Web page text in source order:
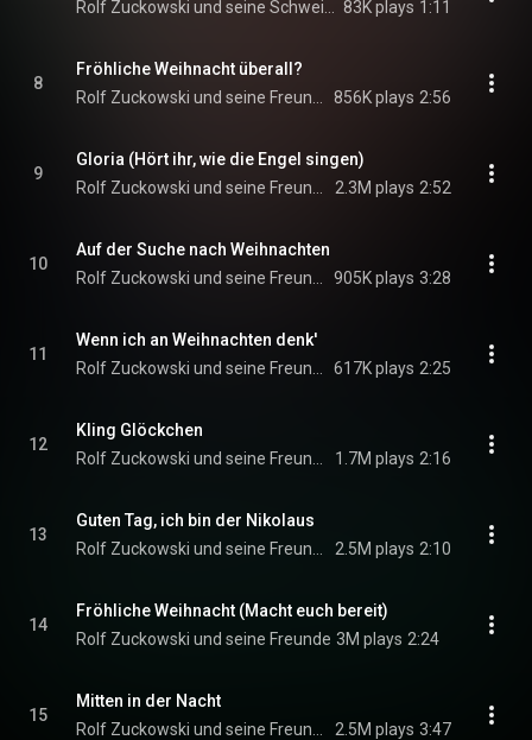
83K plays 1:11
8
Fröhliche Weihnacht überall?
856K plays 2:56
9
Gloria (Hört ihr, wie die Engel singen)
2.3M plays 2:52
10
Auf der Suche nach Weihnachten
905K plays 3:28
11
Wenn ich an Weihnachten denk'
617K plays 2:25
12
Kling Glöckchen
1.7M plays 2:16
13
Guten Tag, ich bin der Nikolaus
2.5M plays 2:10
14
Fröhliche Weihnacht (Macht euch bereit)
Rolf Zuckowski und seine Freunde 3M plays 2:24
15
Mitten in der Nacht
2.5M plays 3:47